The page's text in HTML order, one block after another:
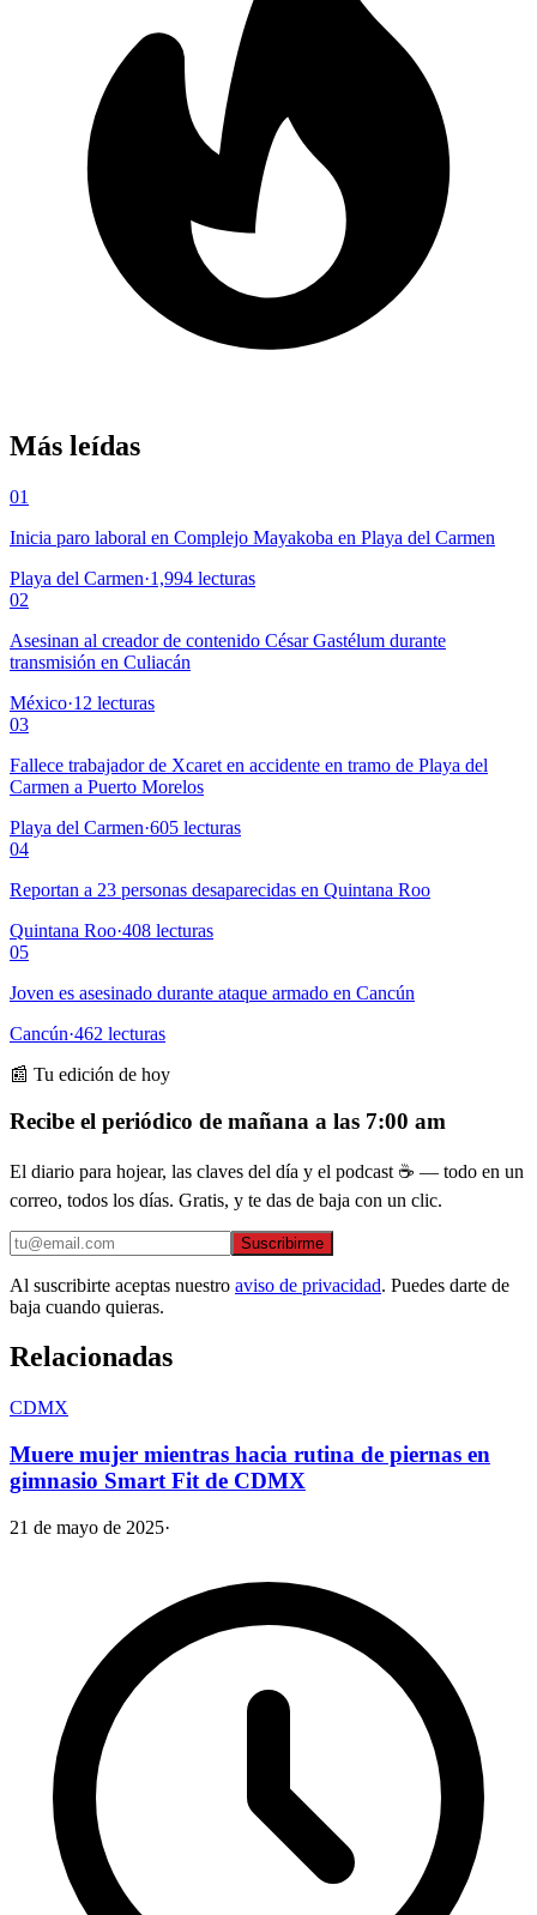
Más leídas
01
Inicia paro laboral en Complejo Mayakoba en Playa del Carmen
Playa del Carmen·1,994 lecturas
02
Asesinan al creador de contenido César Gastélum durante
transmisión en Culiacán
México·12 lecturas
03
Fallece trabajador de Xcaret en accidente en tramo de Playa del
Carmen a Puerto Morelos
Playa del Carmen·605 lecturas
04
Reportan a 23 personas desaparecidas en Quintana Roo
Quintana Roo·408 lecturas
05
Joven es asesinado durante ataque armado en Cancún
Cancún·462 lecturas
📰 Tu edición de hoy
Recibe el periódico de mañana a las 7:00 am
El diario para hojear, las claves del día y el podcast ☕ — todo en un
correo, todos los días. Gratis, y te das de baja con un clic.
Suscribirme
Al suscribirte aceptas nuestro aviso de privacidad. Puedes darte de
baja cuando quieras.
Relacionadas
CDMX
Muere mujer mientras hacia rutina de piernas en
gimnasio Smart Fit de CDMX
21 de mayo de 2025·